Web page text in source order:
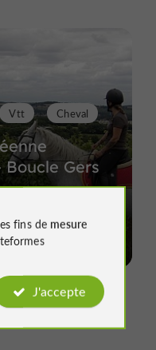
Gers
Vtt Cheval
fins de mesure
J'accepte